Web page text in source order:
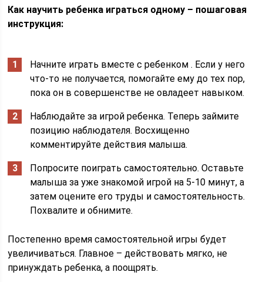
Как научить ребенка играться одному – пошаговая
инструкция:
Начните играть вместе с ребенком . Если у него
что-то не получается, помогайте ему до тех пор,
пока он в совершенстве не овладеет навыком.
Наблюдайте за игрой ребенка. Теперь займите
позицию наблюдателя. Восхищенно
комментируйте действия малыша.
Попросите поиграть самостоятельно. Оставьте
малыша за уже знакомой игрой на 5-10 минут, а
затем оцените его труды и самостоятельность.
Похвалите и обнимите.
Постепенно время самостоятельной игры будет
увеличиваться. Главное – действовать мягко, не
принуждать ребенка, а поощрять.